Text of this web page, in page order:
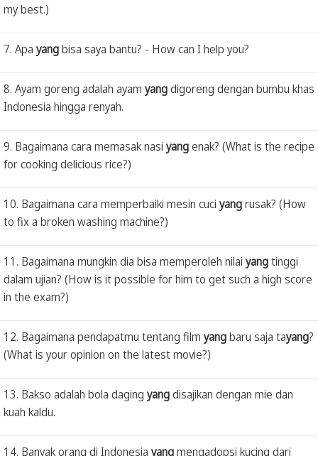
my best.)
7. Apa yangbisa saya bantu? - How can I help you?
8. Ayam goreng adalah ayam yangdigoreng dengan bumbu khas
Indonesia hingga renyah.
9. Bagaimana cara memasak nasi yangenak? (What is the recipe
for cooking delicious rice?)
10. Bagaimana cara memperbaiki mesin cuci yangrusak? (How
to fix a broken washing machine?)
11. Bagaimana mungkin dia bisa memperoleh nilai yangtinggi
dalam ujian? (How is it possible for him to get such a high score
in the exam?)
12. Bagaimana pendapatmu tentang film yangbaru saja tayang?
(What is your opinion on the latest movie?)
13. Bakso adalah bola daging yangdisajikan dengan mie dan
kuah kaldu.
14. Banyak orang di Indonesia yangmengadopsi kucing dari